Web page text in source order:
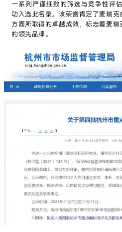
一系列严谨细致的筛选与竞争性评
功入选此名录。该荣誉肯定了麦瑞
方面所取得的卓越成效，标志着麦
的领先品牌。